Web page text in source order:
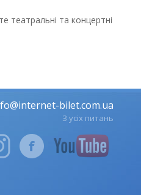
театральні та концертні
bilet.com.ua
З усіх питань